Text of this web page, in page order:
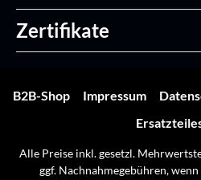
Zertifikate
B2B-Shop Impressum
Alle Preise inkl. gesetzl.
ggf. Nachnahmegebühren,